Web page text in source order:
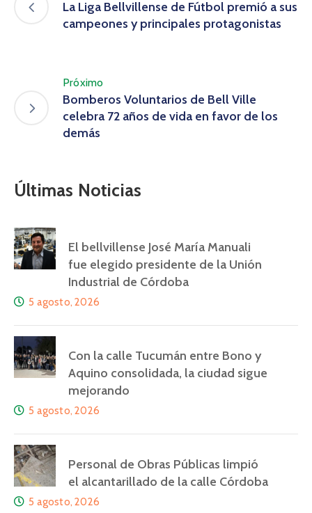
La Liga Bellvillense de Fútbol premió a sus
campeones y principales protagonistas
Próximo
Bomberos Voluntarios de Bell Ville
celebra 72 años de vida en favor de los
demás
Últimas Noticias
El bellvillense José María Manuali
fue elegido presidente de la Unión
Industrial de Córdoba
5 agosto, 2026
Con la calle Tucumán entre Bono y
Aquino consolidada, la ciudad sigue
mejorando
5 agosto, 2026
Personal de Obras Públicas limpió
el alcantarillado de la calle Córdoba
5 agosto, 2026